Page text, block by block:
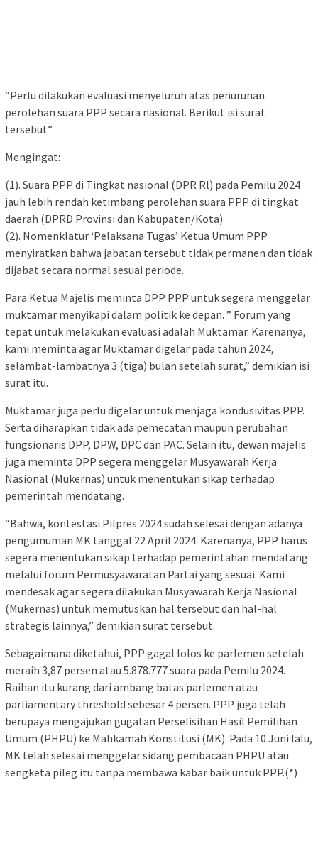
“Perlu dilakukan evaluasi menyeluruh atas penurunan
perolehan suara PPP secara nasional. Berikut isi surat
tersebut”
Mengingat:
(1). Suara PPP di Tingkat nasional (DPR Rl) pada Pemilu 2024
jauh lebih rendah ketimbang perolehan suara PPP di tingkat
daerah (DPRD Provinsi dan Kabupaten/Kota)
(2). Nomenklatur ‘Pelaksana Tugas’ Ketua Umum PPP
menyiratkan bahwa jabatan tersebut tidak permanen dan tidak
dijabat secara normal sesuai periode.
Para Ketua Majelis meminta DPP PPP untuk segera menggelar
muktamar menyikapi dalam politik ke depan. ” Forum yang
tepat untuk melakukan evaluasi adalah Muktamar. Karenanya,
kami meminta agar Muktamar digelar pada tahun 2024,
selambat-lambatnya 3 (tiga) bulan setelah surat,” demikian isi
surat itu.
Muktamar juga perlu digelar untuk menjaga kondusivitas PPP.
Serta diharapkan tidak ada pemecatan maupun perubahan
fungsionaris DPP, DPW, DPC dan PAC. Selain itu, dewan majelis
juga meminta DPP segera menggelar Musyawarah Kerja
Nasional (Mukernas) untuk menentukan sikap terhadap
pemerintah mendatang.
“Bahwa, kontestasi Pilpres 2024 sudah selesai dengan adanya
pengumuman MK tanggal 22 April 2024. Karenanya, PPP harus
segera menentukan sikap terhadap pemerintahan mendatang
melalui forum Permusyawaratan Partai yang sesuai. Kami
mendesak agar segera dilakukan Musyawarah Kerja Nasional
(Mukernas) untuk memutuskan hal tersebut dan hal-hal
strategis lainnya,” demikian surat tersebut.
Sebagaimana diketahui, PPP gagal lolos ke parlemen setelah
meraih 3,87 persen atau 5.878.777 suara pada Pemilu 2024.
Raihan itu kurang dari ambang batas parlemen atau
parliamentary threshold sebesar 4 persen. PPP juga telah
berupaya mengajukan gugatan Perselisihan Hasil Pemilihan
Umum (PHPU) ke Mahkamah Konstitusi (MK). Pada 10 Juni lalu,
MK telah selesai menggelar sidang pembacaan PHPU atau
sengketa pileg itu tanpa membawa kabar baik untuk PPP.(*)